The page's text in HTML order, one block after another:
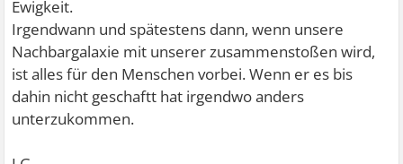
Ewigkeit.
Irgendwann und spätestens dann, wenn unsere
Nachbargalaxie mit unserer zusammenstoßen wird,
ist alles für den Menschen vorbei. Wenn er es bis
dahin nicht geschaftt hat irgendwo anders
unterzukommen.